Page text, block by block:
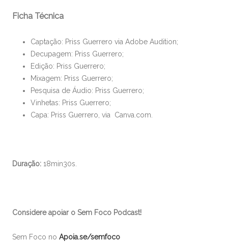
Ficha Técnica
Captação: Priss Guerrero via Adobe Audition;
Decupagem: Priss Guerrero;
Edição: Priss Guerrero;
Mixagem: Priss Guerrero;
Pesquisa de Áudio: Priss Guerrero;
Vinhetas: Priss Guerrero;
Capa: Priss Guerrero, via Canva.com.
Duração: 18min30s.
Considere apoiar o Sem Foco Podcast!
Sem Foco no Apoia.se/semfoco